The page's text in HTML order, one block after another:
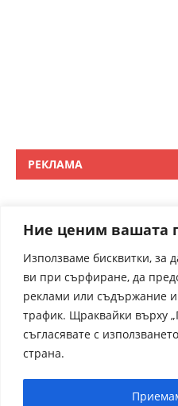
Ние ценим вашата
Използваме бисквитки, за
ви при сърфиране, да
реклами или съдържание
трафик. Щраквайки върху
съгласявате с
страна.
РЕКЛАМА